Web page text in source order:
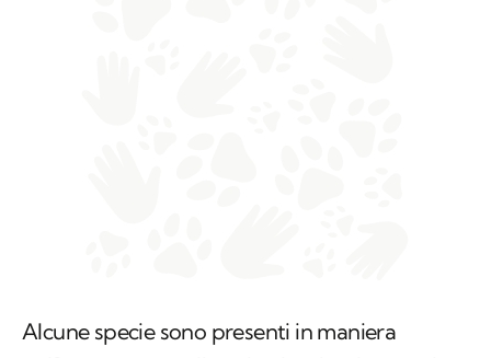
Alcune specie sono presenti in maniera